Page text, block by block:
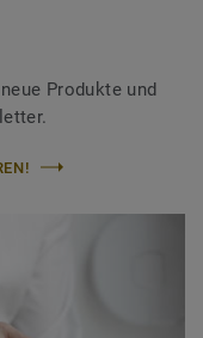
Produkte und